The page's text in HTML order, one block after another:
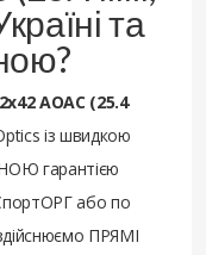
та
AOAC (25.4
із швидкою
гарантією
або по
ПРЯМІ